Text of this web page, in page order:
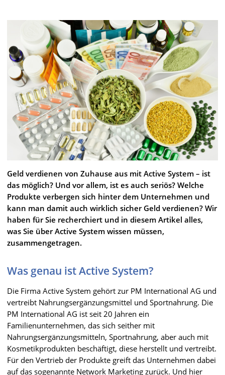
Geld verdienen von Zuhause aus mit Active System – ist
das möglich? Und vor allem, ist es auch seriös? Welche
Produkte verbergen sich hinter dem Unternehmen und
kann man damit auch wirklich sicher Geld verdienen? Wir
haben für Sie recherchiert und in diesem Artikel alles,
was Sie über Active System wissen müssen,
zusammengetragen.
Was genau ist Active System?
Die Firma Active System gehört zur PM International AG und
vertreibt Nahrungsergänzungsmittel und Sportnahrung. Die
PM International AG ist seit 20 Jahren ein
Familienunternehmen, das sich seither mit
Nahrungsergänzungsmitteln, Sportnahrung, aber auch mit
Kosmetikprodukten beschäftigt, diese herstellt und vertreibt.
Für den Vertrieb der Produkte greift das Unternehmen dabei
auf das sogenannte Network Marketing zurück. Und hier